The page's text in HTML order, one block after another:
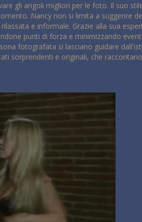
gli angoli migliori per le foto. Il suo
Nancy non si limita a suggerire
e informale. Grazie alla sua
punti di forza e minimizzando
fotografata si lasciano guidare
sorprendenti e originali, che